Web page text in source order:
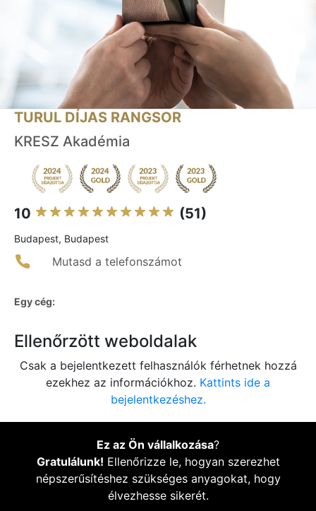
TURUL DÍJAS RANGSOR
KRESZ Akadémia
10 (51)
Budapest, Budapest
Mutasd a telefonszámot
Egy cég:
Ellenőrzött weboldalak
Csak a bejelentkezett felhasználók férhetnek hozzá
ezekhez az információkhoz. Kattints ide a
bejelentkezéshez.
Ez az Ön vállalkozása?
Gratulálunk! Ellenőrizze le, hogyan szerezhet
népszerűsítéshez szükséges anyagokat, hogy
élvezhesse sikerét.